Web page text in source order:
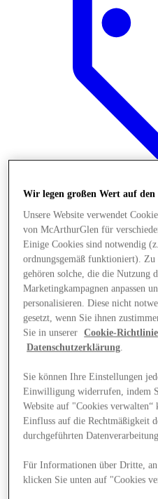
Angebote
Wir legen großen Wert auf
Unsere Website verwendet
von McArthurGlen für
Einige Cookies sind notwendig
ordnungsgemäß funktioniert).
gehören solche, die die Nutzung
Marketingkampagnen anpassen
personalisieren. Diese nicht
gesetzt, wenn Sie ihnen
Sie in unserer
Cookie-Richtlinie
Datenschutzerklärung.
Sie können Ihre Einstellungen
Einwilligung widerrufen, indem
Website auf "Cookies
Einfluss auf die Rechtmäßigkeit
durchgeführten
Für Informationen über Dritte,
klicken Sie unten auf "Cookies